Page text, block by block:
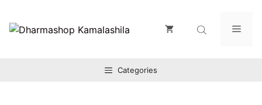
Inhalt
springen
Categories